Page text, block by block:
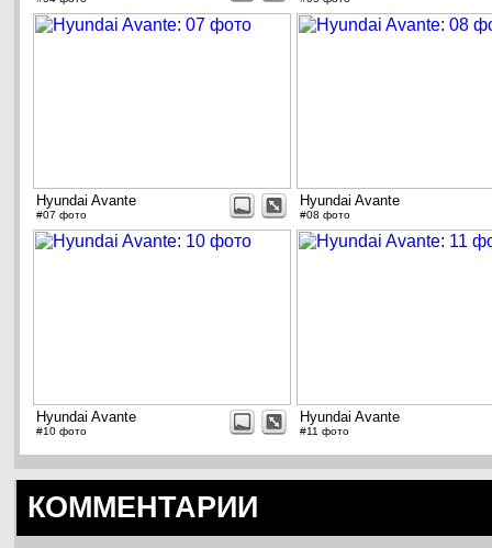
Hyundai Avante
#07 фото
Hyundai Avante
#08 фото
Hyundai Avante
#10 фото
Hyundai Avante
#11 фото
КОММЕНТАРИИ